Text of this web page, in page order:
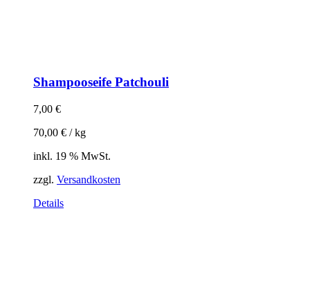
Shampooseife Patchouli
7,00 €
70,00 € /kg
inkl. 19 % MwSt.
zzgl. Versandkosten
Details